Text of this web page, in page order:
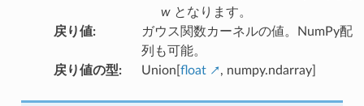
wとなります。
戻り値:
ガウス関数カーネルの値。NumPy配
列も可能。
戻り値の型: Union[ float , numpy.ndarray]